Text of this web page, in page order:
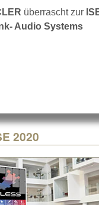
überrascht zur
Audio Systems
2020